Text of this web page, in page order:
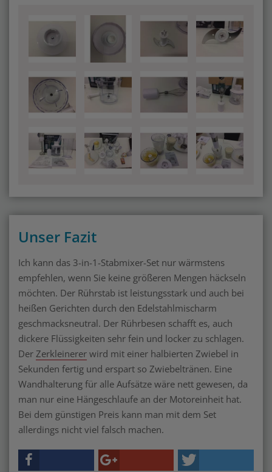
Unser Fazit
Ich kann das 3-in-1-Stabmixer-Set nur wärmstens
empfehlen, wenn Sie keine größeren Mengen häckseln
möchten. Der Rührstab ist leistungsstark und auch bei
heißen Gerichten durch den Edelstahlmischarm
geschmacksneutral. Der Rührbesen schafft es, auch
dickere Flüssigkeiten sehr fein und locker zu schlagen.
Der Zerkleinerer wird mit einer halbierten Zwiebel in
Sekunden fertig und erspart so Zwiebeltränen. Eine
Wandhalterung für alle Aufsätze wäre nett gewesen, da
man nur eine Hängeschlaufe an der Motoreinheit hat.
Bei dem günstigen Preis kann man mit dem Set
allerdings nicht viel falsch machen.